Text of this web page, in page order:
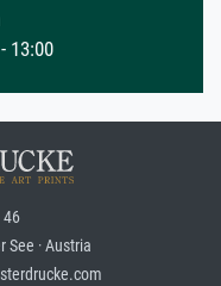
13:00
46
· Austria